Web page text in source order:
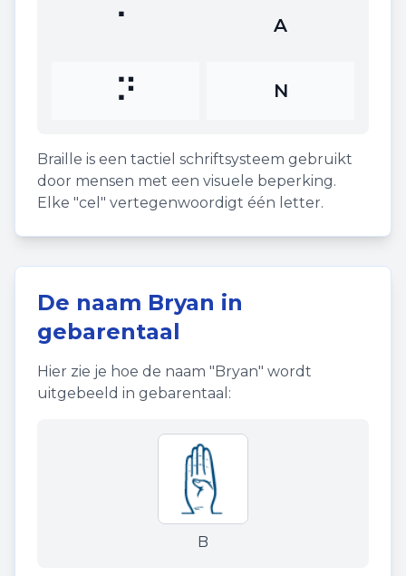
⠁ A
⠝ N
Braille is een tactiel schriftsysteem gebruikt
door mensen met een visuele beperking.
Elke "cel" vertegenwoordigt één letter.
De naam Bryan in
gebarentaal
Hier zie je hoe de naam "Bryan" wordt
uitgebeeld in gebarentaal:
B